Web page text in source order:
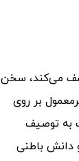
می‌کند، سخن
بر روی
به توصیف
دانش باطنی